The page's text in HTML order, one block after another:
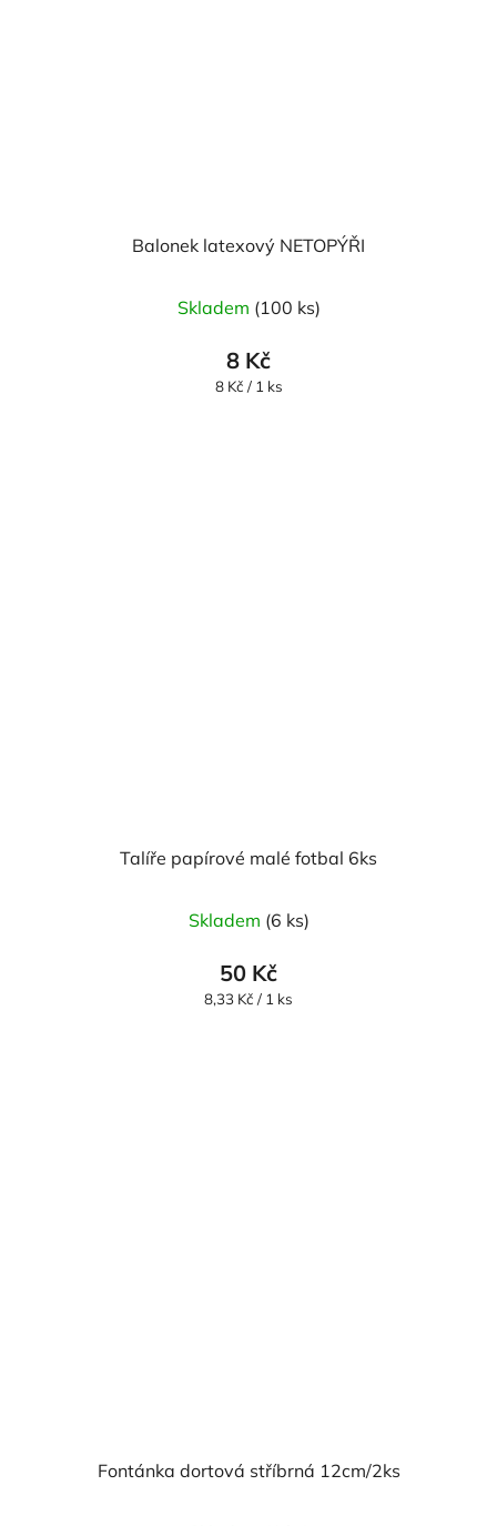
Balonek latexový NETOPÝŘI
Skladem (100 ks)
8 Kč
Měrná
8 Kč / 1 ks
Talíře papírové malé fotbal 6ks
Skladem (6 ks)
50 Kč
Měrná
8,33 Kč / 1 ks
Fontánka dortová stříbrná 12cm/2ks